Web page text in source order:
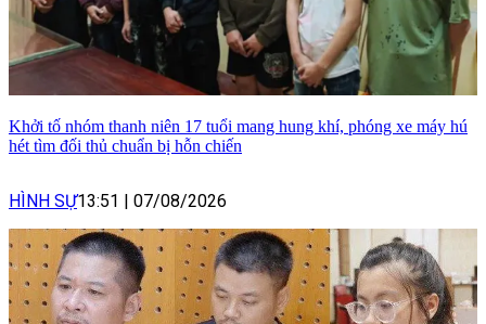
Khởi tố nhóm thanh niên 17 tuổi mang hung khí, phóng xe máy hú
hét tìm đối thủ chuẩn bị hỗn chiến
HÌNH SỰ13:51 | 07/08/2026